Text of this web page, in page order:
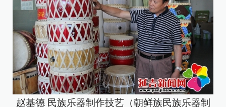
赵基德 民族乐器制作技艺（朝鲜族民族乐器制